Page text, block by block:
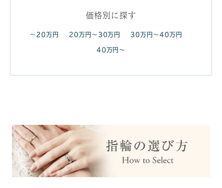
価格別に探す
～20万円 20万円～30万円 30万円～40万円
40万円～